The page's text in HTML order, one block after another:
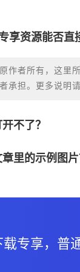
享资源能否直
作者所有，这里
承担。更多说明
不了？
里的示例图片
专享，普